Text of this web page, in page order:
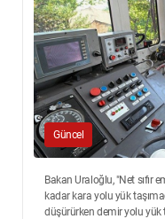
Güncel
Bakan Uraloğlu, "Net sıfır
kadar kara yolu yük
düşürürken demir yolu yük